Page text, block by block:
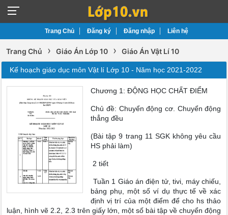
Trang Chủ Đăng ký Đăng nhập Liên hệ
Trang Chủ › Giáo Án Lớp 10 › Giáo Án Vật Lí 10
Kế hoạch giáo dục môn Vật lí Lớp 10 - Năm học 2021-2022
Chương 1: ĐỘNG HỌC CHẤT ĐIỂM
Chủ đề: Chuyển động cơ. Chuyển động
thẳng đều
(Bài tập 9 trang 11 SGK không yêu cầu
HS phải làm)
2 tiết
Tuần 1 Giáo án điện tử, tivi, máy chiếu,
bảng phụ, một số ví dụ thực tế về xác
định vị trí của một điểm để cho hs thảo
luận, hình vẽ 2.2, 2.3 trên giấy lớn, một số bài tập về chuyển động